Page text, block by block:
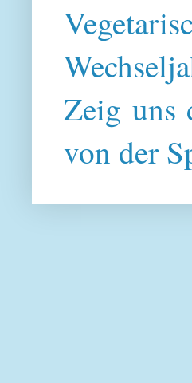
Zeig uns
von der